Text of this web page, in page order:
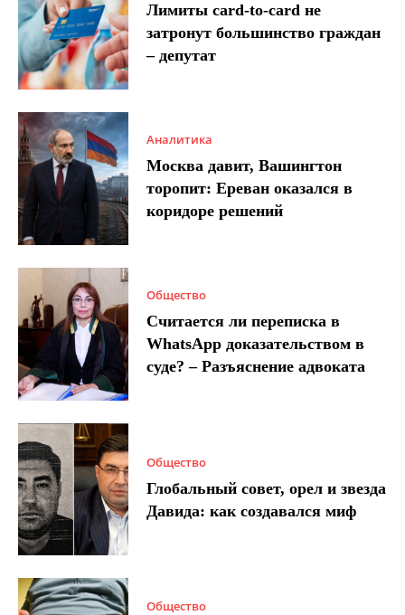
Лимиты card-to-card не
затронут большинство граждан
– депутат
Аналитика
Москва давит, Вашингтон
торопит: Ереван оказался в
коридоре решений
Общество
Считается ли переписка в
WhatsApp доказательством в
суде? – Разъяснение адвоката
Общество
Глобальный совет, орел и звезда
Давида: как создавался миф
Общество